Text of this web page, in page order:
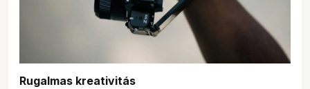
Rugalmas kreativitás